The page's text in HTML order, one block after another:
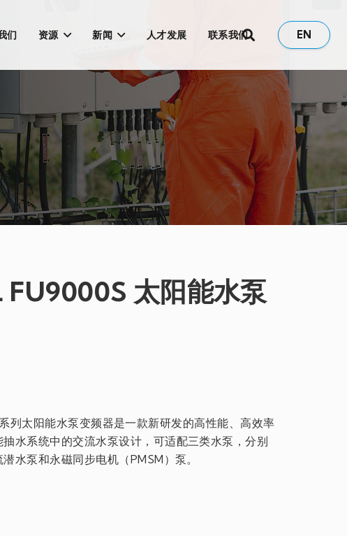
们 资源 新闻 人才发展 联系我们 EN
FU9000S 太阳能水泵
列太阳能水泵变频器是一款新研发的高性能、高效率
水系统中的交流水泵设计，可适配三类水泵，分别
水泵和永磁同步电机（PMSM）泵。